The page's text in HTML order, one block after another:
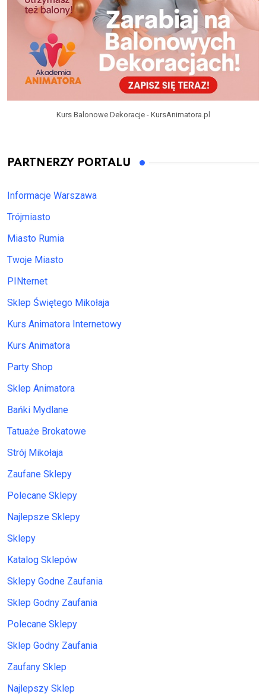
Kurs Balonowe Dekoracje - KursAnimatora.pl
PARTNERZY PORTALU
Informacje Warszawa
Trójmiasto
Miasto Rumia
Twoje Miasto
PINternet
Sklep Świętego Mikołaja
Kurs Animatora Internetowy
Kurs Animatora
Party Shop
Sklep Animatora
Bańki Mydlane
Tatuaże Brokatowe
Strój Mikołaja
Zaufane Sklepy
Polecane Sklepy
Najlepsze Sklepy
Sklepy
Katalog Sklepów
Sklepy Godne Zaufania
Sklep Godny Zaufania
Polecane Sklepy
Sklep Godny Zaufania
Zaufany Sklep
Najlepszy Sklep